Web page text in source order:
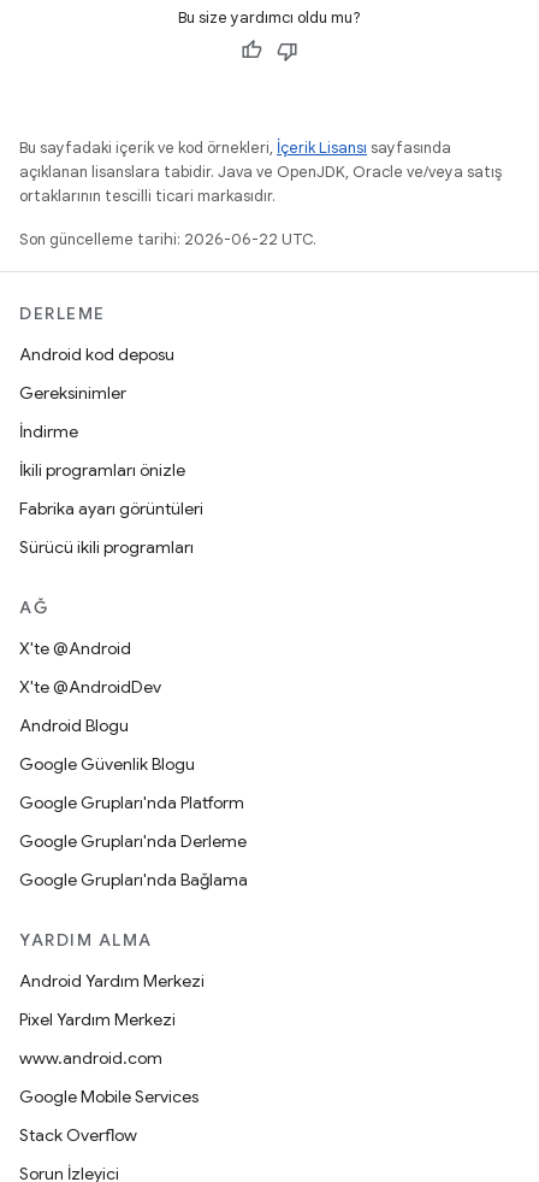
Bu size yardımcı oldu mu?
Bu sayfadaki içerik ve kod örnekleri, İçerik Lisansı sayfasında
açıklanan lisanslara tabidir. Java ve OpenJDK, Oracle ve/veya satış
ortaklarının tescilli ticari markasıdır.
Son güncelleme tarihi: 2026-06-22 UTC.
DERLEME
Android kod deposu
Gereksinimler
İndirme
İkili programları önizle
Fabrika ayarı görüntüleri
Sürücü ikili programları
AĞ
X'te @Android
X'te @AndroidDev
Android Blogu
Google Güvenlik Blogu
Google Grupları'nda Platform
Google Grupları'nda Derleme
Google Grupları'nda Bağlama
YARDIM ALMA
Android Yardım Merkezi
Pixel Yardım Merkezi
www.android.com
Google Mobile Services
Stack Overflow
Sorun İzleyici